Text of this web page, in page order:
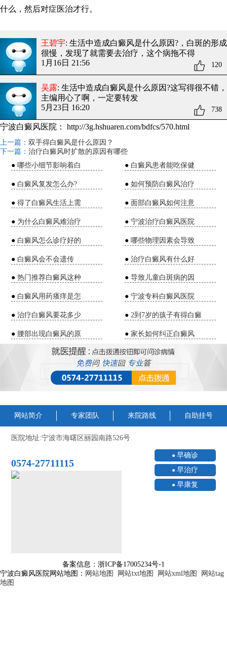
什么，然后对症医治才行。
王碧宇: 生活中造成白癜风是什么原因?，白斑的形成
很慢，发现了就需要去治疗，这个病拖不得
1月16日 21:56
120
吴露: 生活中造成白癜风是什么原因?这写得很不错，
主编用心了啊，一定要转发
5月23日 16:20
738
宁波白癜风医院： http://3g.hshuaren.com/bdfcs/570.html
上一篇： 双手得白癜风是什么原因？
下一篇： 治疗白癜风时扩散的原因有哪些
● 哪些小细节影响着白 ● 白癜风患者能吃保健
● 白癜风复发怎么办? ●如何预防白癜风治疗
●得了白癜风生活上需 ● 面部白癜风如何注意
● 为什么白癜风难治疗 ●宁波治疗白癜风医院
● 白癜风怎么诊疗好的 ●哪些物理因素会导致
● 白癜风会不会遗传 ●治疗白癜风有什么好
●热门推荐白癜风这种 ●导致儿童白斑病的因
● 白癜风用药瘙痒是怎 ●宁波专科白癜风医院
●治疗白癜风要花多少 ●2到7岁的孩子有得白癜
● 腰部出现白癜风的原 ●家长如何纠正白癜风
网站简介 专家团队 来院路线 自助挂号
医院地址:宁波市海曙区丽园南路526号
0574-27711115
早确诊
早治疗
早康复
备案信息：浙ICP备17005234号-1
宁波白癜风医院网站地图： 网站地图 网站txt地图 网站xml地图
网站tag
地图